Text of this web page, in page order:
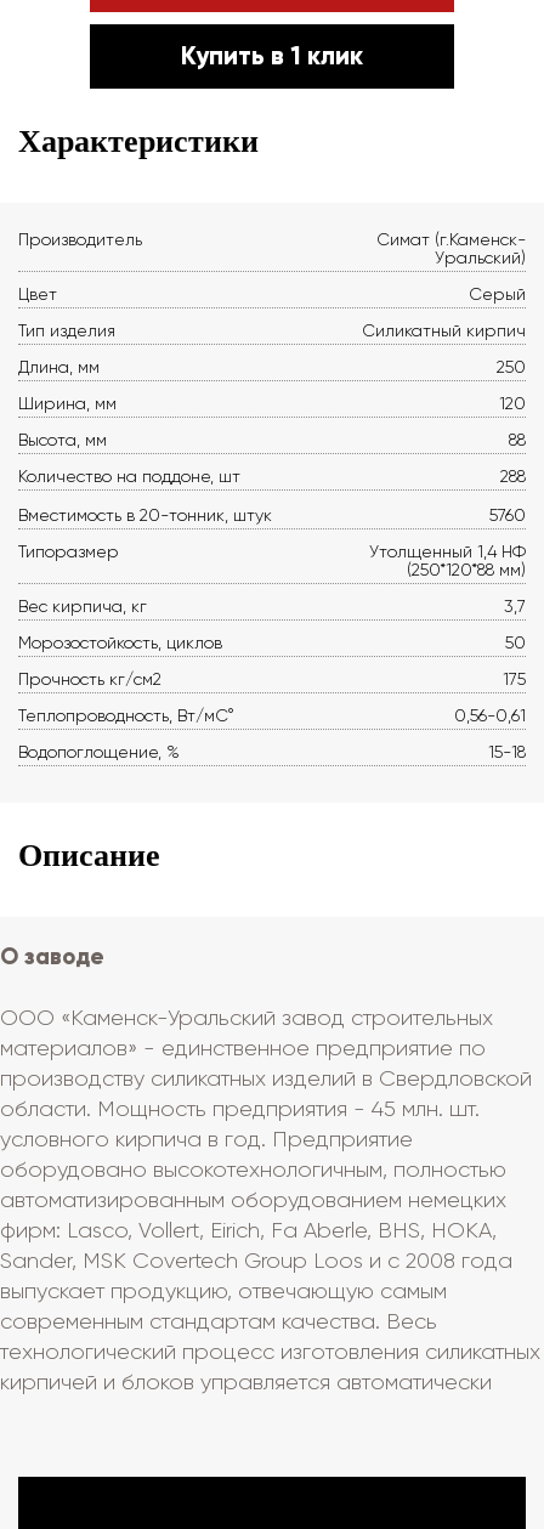
Купить в 1 клик
Характеристики
Производитель
Симат (г.Каменск-
Уральский)
Цвет
Серый
Тип изделия
Силикатный кирпич
Длина, мм
250
Ширина, мм
120
Высота, мм
88
Количество на поддоне, шт
288
Вместимость в 20-тонник, штук
5760
Типоразмер
Утолщенный 1,4 НФ
(250*120*88 мм)
Вес кирпича, кг
3,7
Морозостойкость, циклов
50
Прочность кг/см2
175
Теплопроводность, Вт/мС°
0,56-0,61
Водопоглощение, %
15-18
Описание
О заводе
ООО «Каменск-Уральский завод строительных
материалов» - единственное предприятие по
производству силикатных изделий в Свердловской
области. Мощность предприятия - 45 млн. шт.
условного кирпича в год. Предприятие
оборудовано высокотехнологичным, полностью
автоматизированным оборудованием немецких
фирм: Lasсo, Vollert, Eirich, Fa Aberle, ВHS, HOKA,
Sander, MSK Covertech Group Loos и с 2008 года
выпускает продукцию, отвечающую самым
современным стандартам качества. Весь
технологический процесс изготовления силикатных
кирпичей и блоков управляется автоматически